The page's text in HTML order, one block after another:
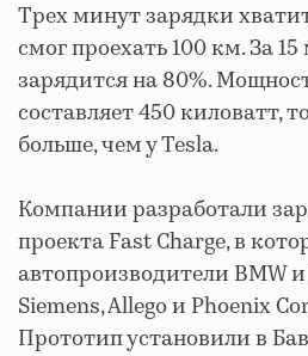
Трех минут зарядки
смог проехать 100 км. За
зарядится на 80%.
составляет 450 киловатт,
больше, чем у Tesla.
Компании разработали
проекта Fast Charge, в
автопроизводители BMW
Siemens, Allego и Phoenix
Прототип установили в